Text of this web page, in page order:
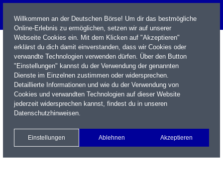
Name / WKN / ISIN / Kürzel
Xetra Realtime
Watchlist Portfolio Login
Willkommen an der Deutschen Börse! Um dir das bestmögliche
Online-Erlebnis zu ermöglichen, setzen wir auf unserer
Webseite Cookies ein. Mit dem Klicken auf "Akzeptieren"
erklärst du dich damit einverstanden, dass wir Cookies oder
verwandte Technologien verwenden dürfen. Über den Button
"Einstellungen" kannst du der Verwendung der genannten
Dienste im Einzelnen zustimmen oder widersprechen.
Detaillierte Informationen und wie du der Verwendung von
Cookies und verwandten Technologien auf dieser Website
jederzeit widersprechen kannst, findest du in unseren
Datenschutzhinweisen.
Einstellungen Ablehnen Akzeptieren